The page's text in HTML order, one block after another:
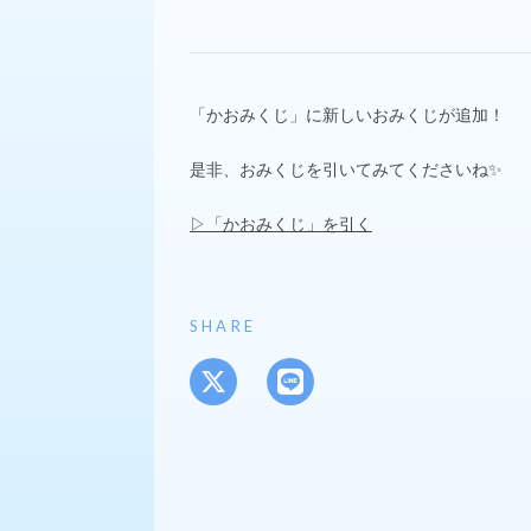
「かおみくじ」に新しいおみくじが追加！
是非、おみくじを引いてみてくださいね✨
▷「かおみくじ」を引く
SHARE